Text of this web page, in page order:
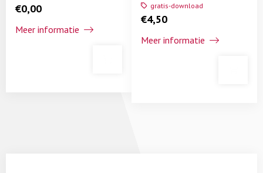
€0,00
Meer informatie
gratis-download
€4,50
Meer informatie